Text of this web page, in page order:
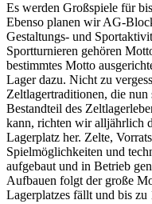
Es werden Großspiele für
Ebenso planen wir AG-
Gestaltungs- und
Sportturnieren gehören
bestimmtes Motto
Lager dazu. Nicht zu
Zeltlagertraditionen, die
Bestandteil des
kann, richten wir alljährlich
Lagerplatz her. Zelte,
Spielmöglichkeiten und
aufgebaut und in Betrieb
Aufbauen folgt der große
Lagerplatzes fällt und bis